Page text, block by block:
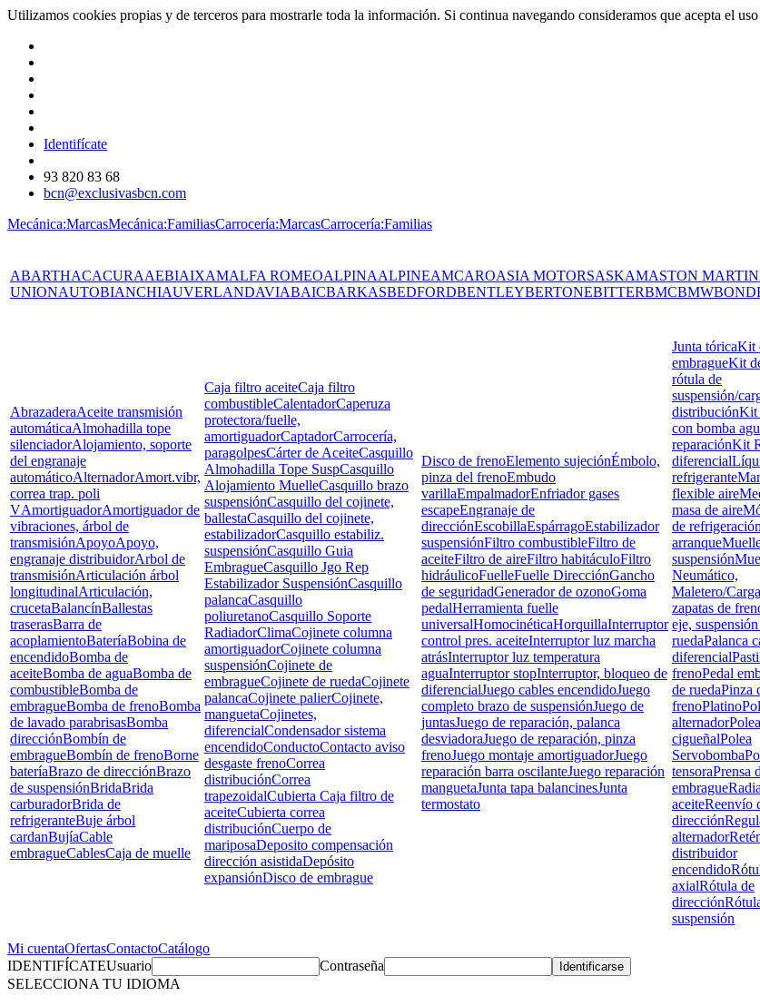
Utilizamos cookies propias y de terceros para mostrarle toda la información. Si continua navegando consideramos que acepta el
Identifícate
93 820 83 68
bcn@exclusivasbcn.com
Mecánica:MarcasMecánica:FamiliasCarrocería:MarcasCarrocería:Familias
ABARTHACACURAAEBIAIXAMALFA ROMEOALPINAALPINEAMCAROASIA MOTORSASKAMASTON MARTIN
UNIONAUTOBIANCHIAUVERLANDAVIABAICBARKASBEDFORDBENTLEYBERTONEBITTERBMCBMWBOND
AbrazaderaAceite transmisión
automáticaAlmohadilla tope
silenciadorAlojamiento, soporte
del engranaje
automáticoAlternadorAmort.vibr,
correa trap. poli
VAmortiguadorAmortiguador de
vibraciones, árbol de
transmisiónApoyoApoyo,
engranaje distribuidorArbol de
transmisiónArticulación árbol
longitudinalArticulación,
crucetaBalancínBallestas
traserasBarra de
acoplamientoBateríaBobina de
encendidoBomba de
aceiteBomba de aguaBomba de
combustibleBomba de
embragueBomba de frenoBomba
de lavado parabrisasBomba
direcciónBombín de
embragueBombín de frenoBorne
bateríaBrazo de direcciónBrazo
de suspensiónBridaBrida
carburadorBrida de
refrigeranteBuje árbol
cardanBujíaCable
embragueCablesCaja de muelle
Caja filtro aceiteCaja filtro
combustibleCalentadorCaperuza
protectora/fuelle,
amortiguadorCaptadorCarrocería,
paragolpesCárter de AceiteCasquillo
Almohadilla Tope SuspCasquillo
Alojamiento MuelleCasquillo brazo
suspensiónCasquillo del cojinete,
ballestaCasquillo del cojinete,
estabilizadorCasquillo estabiliz.
suspensiónCasquillo Guia
EmbragueCasquillo Jgo Rep
Estabilizador SuspensiónCasquillo
palancaCasquillo
poliuretanoCasquillo Soporte
RadiadorClimaCojinete columna
amortiguadorCojinete columna
suspensiónCojinete de
embragueCojinete de ruedaCojinete
palancaCojinete palierCojinete,
manguetaCojinetes,
diferencialCondensador sistema
encendidoConductoContacto aviso
desgaste frenoCorrea
distribuciónCorrea
trapezoidalCubierta Caja filtro de
aceiteCubierta correa
distribuciónCuerpo de
mariposaDeposito compensación
dirección asistidaDepósito
expansiónDisco de embrague
Disco de frenoElemento sujeciónÉmbolo,
pinza del frenoEmbudo
varillaEmpalmadorEnfriador gases
escapeEngranaje de
direcciónEscobillaEspárragoEstabilizador
suspensiónFiltro combustibleFiltro de
aceiteFiltro de aireFiltro habitáculoFiltro
hidráulicoFuelleFuelle DirecciónGancho
de seguridadGenerador de ozonoGoma
pedalHerramienta fuelle
universalHomocinéticaHorquillaInterruptor
control pres. aceiteInterruptor luz marcha
atrásInterruptor luz temperatura
aguaInterruptor stopInterruptor, bloqueo de
diferencialJuego cables encendidoJuego
completo brazo de suspensiónJuego de
juntasJuego de reparación, palanca
desviadoraJuego de reparación, pinza
frenoJuego montaje amortiguadorJuego
reparación barra oscilanteJuego reparación
manguetaJunta tapa balancinesJunta
termostato
Junta tóricaKit
embragueKit
rótula de
suspensión/
distribuciónKit
con bomba
reparaciónKit
diferencial
refrigerante
flexible aire
masa de aire
de refrigeración
arranque
suspensión
Neumático,
Maletero/Carga
zapatas de
eje,
ruedaPalanca
diferencial
frenoPedal
de ruedaPinza
frenoPlatino
alternadorPolea
cigueñalPolea
Servobomba
tensoraPrensa
embrague
aceiteReenvío
dirección
alternador
distribuidor
encendido
axialRótula de
dirección
suspensión
Mi cuentaOfertasContactoCatálogo
IDENTIFÍCATEUsuario
Contraseña
SELECCIONA TU IDIOMA